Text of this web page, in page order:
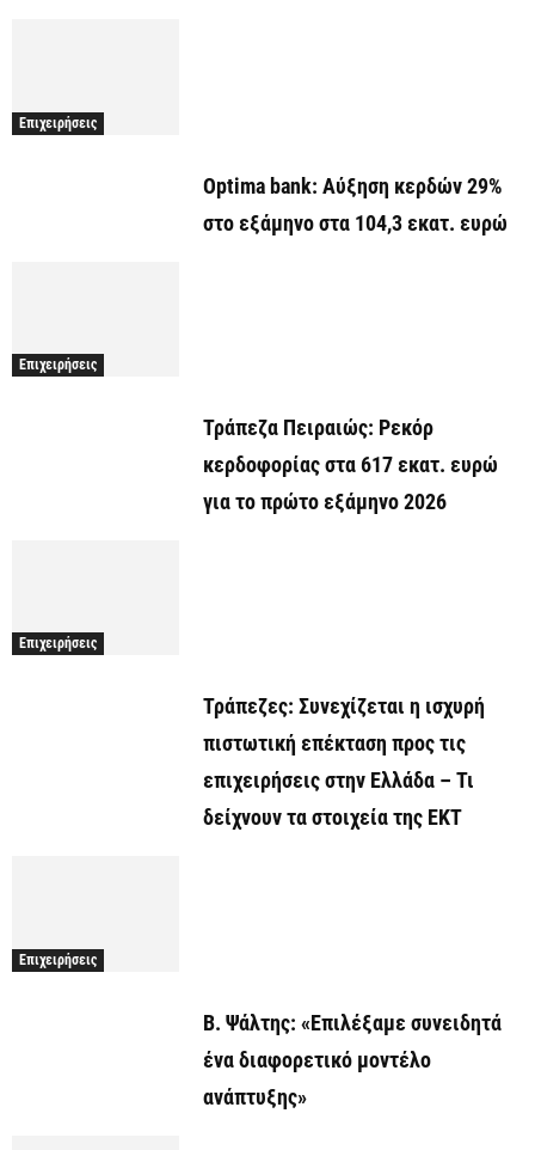
Επιχειρήσεις
Optima bank: Aύξηση κερδών 29%
στο εξάμηνο στα 104,3 εκατ. ευρώ
Επιχειρήσεις
Τράπεζα Πειραιώς: Ρεκόρ
κερδοφορίας στα 617 εκατ. ευρώ
για το πρώτο εξάμηνο 2026
Επιχειρήσεις
Τράπεζες: Συνεχίζεται η ισχυρή
πιστωτική επέκταση προς τις
επιχειρήσεις στην Ελλάδα – Τι
δείχνουν τα στοιχεία της ΕΚΤ
Επιχειρήσεις
Β. Ψάλτης: «Επιλέξαμε συνειδητά
ένα διαφορετικό μοντέλο
ανάπτυξης»